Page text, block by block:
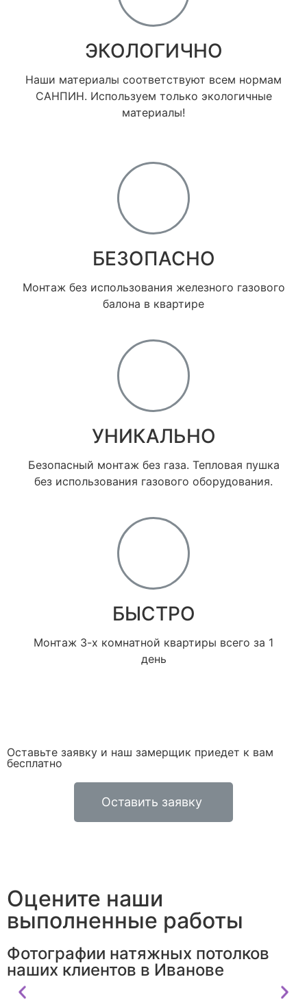
ЭКОЛОГИЧНО
Наши материалы соответствуют всем нормам
САНПИН. Используем только экологичные
материалы!
БЕЗОПАСНО
Монтаж без использования железного газового
балона в квартире
УНИКАЛЬНО
Безопасный монтаж без газа. Тепловая пушка
без использования газового оборудования.
БЫСТРО
Монтаж 3-х комнатной квартиры всего за 1
день
Оставьте заявку и наш замерщик приедет к вам
бесплатно
Оставить заявку
Оцените наши
выполненные работы
Фотографии натяжных потолков
наших клиентов в Иванове